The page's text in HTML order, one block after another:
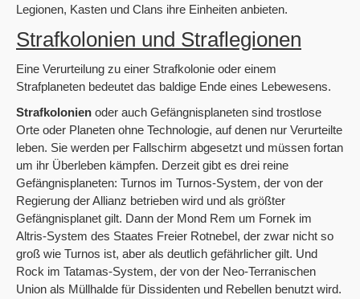
Legionen, Kasten und Clans ihre Einheiten anbieten.
Strafkolonien und Straflegionen
Eine Verurteilung zu einer Strafkolonie oder einem
Strafplaneten bedeutet das baldige Ende eines Lebewesens.
Strafkolonien oder auch Gefängnisplaneten sind trostlose
Orte oder Planeten ohne Technologie, auf denen nur Verurteilte
leben. Sie werden per Fallschirm abgesetzt und müssen fortan
um ihr Überleben kämpfen. Derzeit gibt es drei reine
Gefängnisplaneten: Turnos im Turnos-System, der von der
Regierung der Allianz betrieben wird und als größter
Gefängnisplanet gilt. Dann der Mond Rem um Fornek im
Altris-System des Staates Freier Rotnebel, der zwar nicht so
groß wie Turnos ist, aber als deutlich gefährlicher gilt. Und
Rock im Tatamas-System, der von der Neo-Terranischen
Union als Müllhalde für Dissidenten und Rebellen benutzt wird.